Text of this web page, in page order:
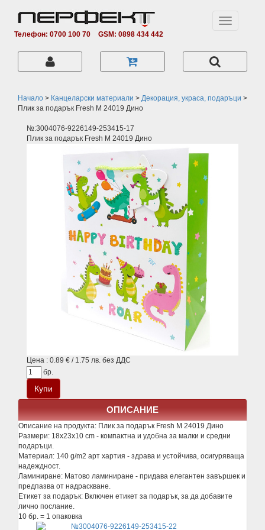
Телефон: 0700 100 70 GSM: 0898 434 442
Toggle
Начало > Канцеларски материали > Декорация, украса, подаръци >
Плик за подарък Fresh M 24019 Дино
№:3004076-9226149-253415-17
Плик за подарък Fresh M 24019 Дино
Цена : 0.89 € / 1.75 лв. без ДДС
бр.
ОПИСАНИЕ
Описание на продукта: Плик за подарък Fresh M 24019 Дино
Размери: 18x23x10 cm - компактна и удобна за малки и средни
подаръци.
Материал: 140 g/m2 арт хартия - здрава и устойчива, осигуряваща
надеждност.
Ламиниране: Матово ламиниране - придава елегантен завършек и
предпазва от надраскване.
Етикет за подарък: Включен етикет за подарък, за да добавите
лично послание.
10 бр. = 1 опаковка
№3004076-9226149-253415-22